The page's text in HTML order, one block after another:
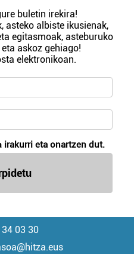
buletin irekira!
asteko albiste ikusienak,
egitasmoak, asteburuko
askoz gehiago!
elektronikoan.
irakurri eta onartzen dut.
03 30